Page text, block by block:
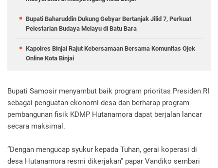
Bupati Baharuddin Dukung Gebyar Bertanjak Jilid 7, Perkuat
Pelestarian Budaya Melayu di Batu Bara
Kapolres Binjai Rajut Kebersamaan Bersama Komunitas Ojek
Online Kota Binjai
Bupati Samosir menyambut baik program prioritas Presiden RI
sebagai penguatan ekonomi desa dan berharap program
pembangunan fisik KDMP Hutanamora dapat berjalan lancar
secara maksimal.
“Dengan mengucap syukur kepada Tuhan, gerai koperasi di
desa Hutanamora resmi dikerjakan” papar Vandiko sembari